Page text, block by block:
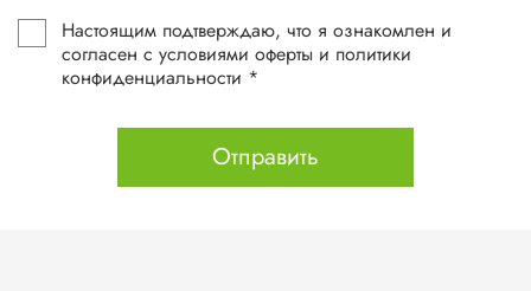
Настоящим подтверждаю, что я ознакомлен и
согласен с условиями оферты и политики
конфиденциальности *
Отправить